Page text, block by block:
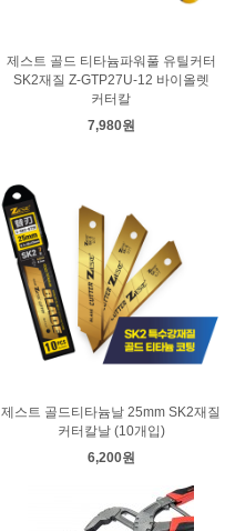
제스트 골드 티타늄파워풀 유틸커터
SK2재질 Z-GTP27U-12 바이올렛
커터칼
7,980원
제스트 골드티타늄날 25mm SK2재질
커터칼날 (10개입)
6,200원